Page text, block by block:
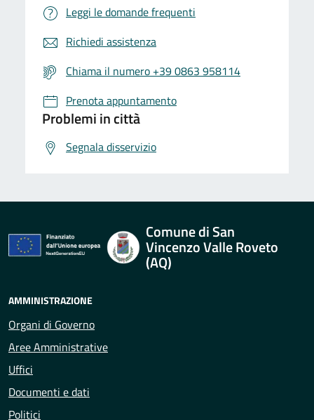
Leggi le domande frequenti
Richiedi assistenza
Chiama il numero +39 0863 958114
Prenota appuntamento
Problemi in città
Segnala disservizio
Comune di San
Vincenzo Valle Roveto
(AQ)
AMMINISTRAZIONE
Organi di Governo
Aree Amministrative
Uffici
Documenti e dati
Politici